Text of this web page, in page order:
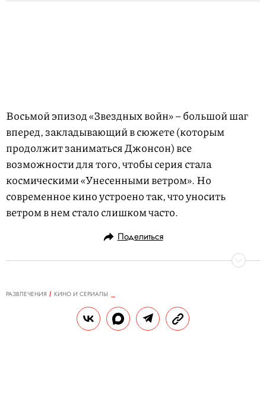
Восьмой эпизод «Звездных войн» – большой шаг
вперед, закладывающий в сюжете (которым
продолжит заниматься Джонсон) все
возможности для того, чтобы серия стала
космическими «Унесенными ветром». Но
современное кино устроено так, что уносить
ветром в нем стало слишком часто.
Поделиться
РАЗВЛЕЧЕНИЯ
КИНО И СЕРИАЛЫ
Ларс Айдингер: «Я бы очень